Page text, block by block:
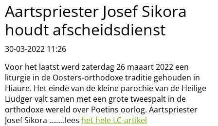
Aartspriester Josef Sikora
houdt afscheidsdienst
30-03-2022 11:26
Voor het laatst werd zaterdag 26 maaart 2022 een
liturgie in de Oosters-orthodoxe traditie gehouden in
Hiaure. Het einde van de kleine parochie van de Heilige
Liudger valt samen met een grote tweespalt in de
orthodoxe wereld over Poetins oorlog. Aartspriester
Josef Sikora ........lees het hele LC-artikel